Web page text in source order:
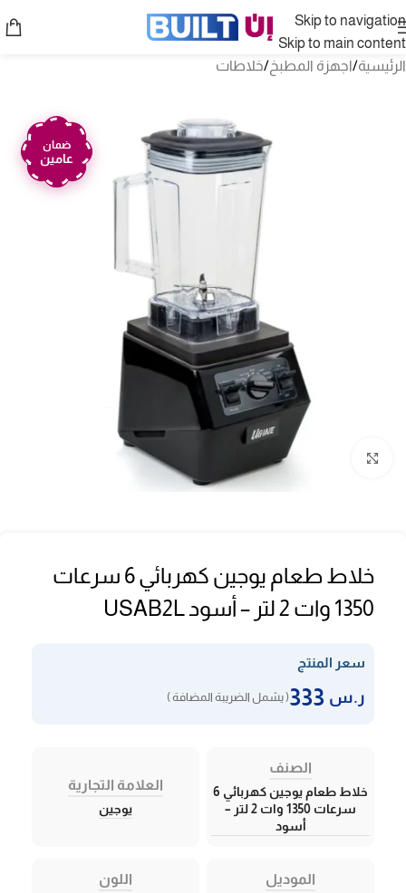
Skip to navigation
Skip to main content
الرئيسية/اجهزة المطبخ/خلاطات
ضمان
عامين
Click to enlarge
خلاط طعام يوجين كهربائي 6 سرعات
1350 وات 2 لتر – أسود USAB2L
سعر المنتج
ر.س ( يشمل الضريبة المضافة )
الصنف
خلاط طعام يوجين كهربائي 6
سرعات 1350 وات 2 لتر –
أسود
العلامة التجارية
يوجين
الموديل اللون